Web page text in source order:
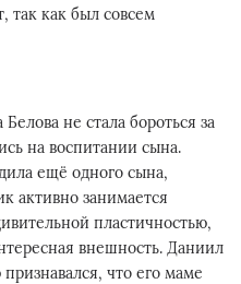
так как был совсем
не стала бороться за
на воспитании сына.
ещё одного сына,
активно занимается
пластичностью,
внешность. Даниил
что его маме